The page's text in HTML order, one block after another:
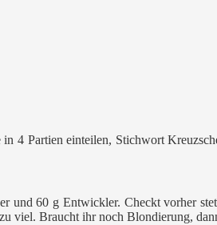
4 Partien einteilen, Stichwort
und 60 g Entwickler. Checkt vorher
viel. Braucht ihr noch Blondierung,